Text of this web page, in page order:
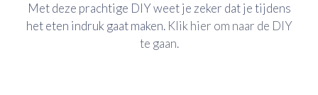
Met deze prachtige DIY weet je zeker dat je tijdens
het eten indruk gaat maken. Klik hier om naar de DIY
te gaan.